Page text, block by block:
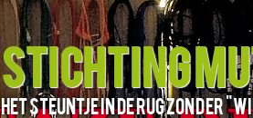
STICHTING
het steuntje in de rug zonder